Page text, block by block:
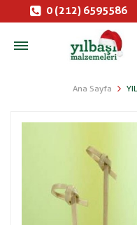
0 (212) 6595586
Ana Sayfa